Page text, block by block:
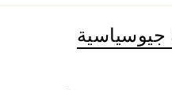
جيوسياسية